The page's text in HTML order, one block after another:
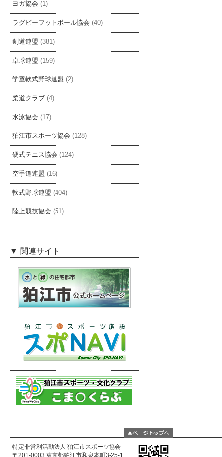
ヨガ協会 (1)
ラグビーフットボール協会 (40)
剣道連盟 (381)
卓球連盟 (159)
学童軟式野球連盟 (2)
柔道クラブ (4)
水泳協会 (17)
狛江市スポーツ協会 (128)
硬式テニス協会 (124)
空手道連盟 (16)
軟式野球連盟 (404)
陸上競技協会 (51)
関連サイト
特定非営利活動法人 狛江市スポーツ協会
〒201-0003 東京都狛江市和泉本町3-25-1